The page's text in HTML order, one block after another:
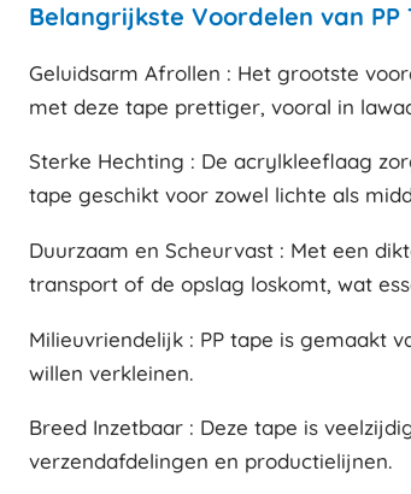
Belangrijkste Voordelen van PP
Geluidsarm Afrollen : Het grootste
met deze tape prettiger, vooral in
Sterke Hechting : De acrylkleeflaag
tape geschikt voor zowel lichte als
Duurzaam en Scheurvast : Met een
transport of de opslag loskomt, wat
Milieuvriendelijk : PP tape is gemaakt
willen verkleinen.
Breed Inzetbaar : Deze tape is
verzendafdelingen en productielijnen.